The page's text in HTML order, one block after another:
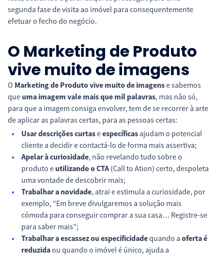
segunda fase de visita ao imóvel para consequentemente
efetuar o fecho do negócio.
O Marketing de Produto
vive muito de imagens
O Marketing de Produto vive muito de imagense sabemos
que uma imagem vale mais que mil palavras, mas não só,
para que a imagem consiga envolver, tem de se recorrer à arte
de aplicar as palavras certas, para as pessoas certas:
Usar descrições curtaseespecíficas ajudam o potencial
cliente a decidir e contactá-lo de forma mais assertiva;
Apelar à curiosidade, não revelando tudo sobre o
produto e utilizando o CTA(Call to Ation) certo, despoleta
uma vontade de descobrir mais;
Trabalhar a novidade, atrai e estimula a curiosidade, por
exemplo, “Em breve divulgaremos a solução mais
cómoda para conseguir comprar a sua casa… Registre-se
para saber mais”;
Trabalhar a escassez ou especificidadequando a oferta é
reduzidaou quando o imóvel é único, ajuda a